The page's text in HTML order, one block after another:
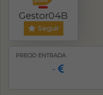
Gestor04B
Seguir
PRECIO ENTRADA
-